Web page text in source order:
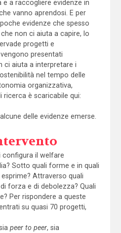
a raccogliere evidenze in
vanno aprendosi. E per
evidenze che spesso
non ci aiuta a capire, lo
progetti e
presentati
ci aiuta a interpretare i
nel tempo delle
organizzativa,
è scaricabile qui:
delle evidenze emerse.
il welfare
Sotto quali forme e in quali
Attraverso quali
forza e di debolezza? Quali
Per rispondere a queste
su quasi 70 progetti,
peer to peer, sia